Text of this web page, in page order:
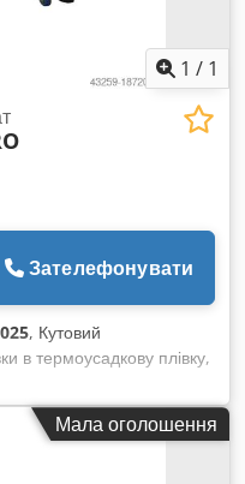
1 / 1
Зателефонувати
, Кутовий
в термоусадкову плівку,
каркасом для
Підходить для
(ручна подача
Оптимально
Мала оголошення